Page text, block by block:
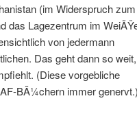
(im Widerspruch zum
das Lagezentrum im
von jedermann
Das geht dann so weit,
(Diese vorgebliche
BÃ¼chern immer genervt.)